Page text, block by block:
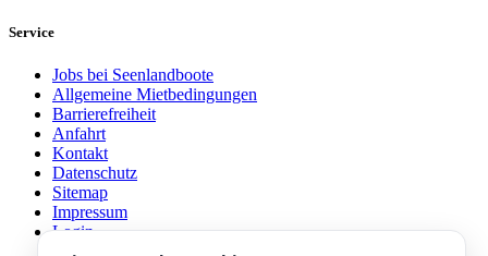
Service
Jobs bei Seenlandboote
Allgemeine Mietbedingungen
Barrierefreiheit
Anfahrt
Kontakt
Datenschutz
Sitemap
Impressum
Login